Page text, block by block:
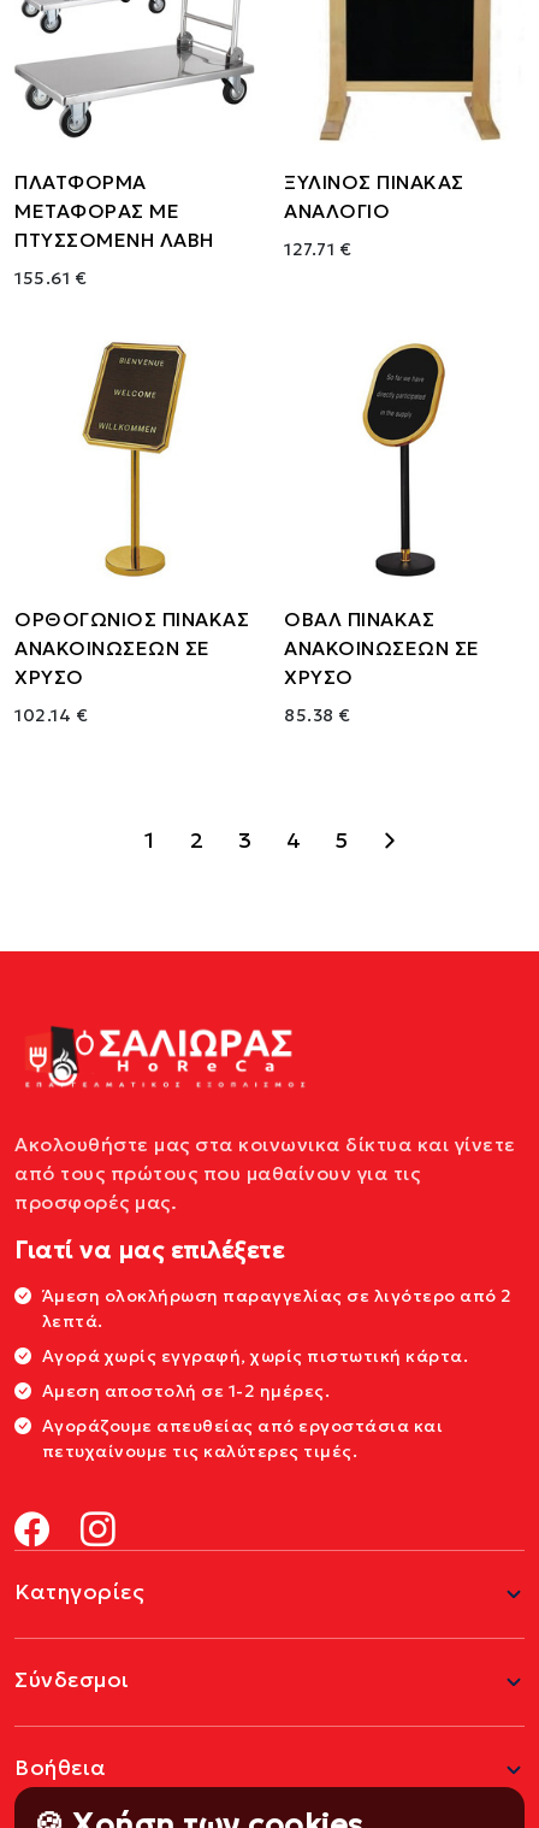
ΠΛΑΤΦΟΡΜΑ
ΜΕΤΑΦΟΡΑΣ ΜΕ
ΠΤΥΣΣΟΜΕΝΗ ΛΑΒΗ
155.61 €
ΞΥΛΙΝΟΣ ΠΙΝΑΚΑΣ
ΑΝΑΛΟΓΙΟ
127.71 €
ΟΡΘΟΓΩΝΙΟΣ ΠΙΝΑΚΑΣ
ΑΝΑΚΟΙΝΩΣΕΩΝ ΣΕ
ΧΡΥΣΟ
102.14 €
ΟΒΑΛ ΠΙΝΑΚΑΣ
ΑΝΑΚΟΙΝΩΣΕΩΝ ΣΕ
ΧΡΥΣΟ
85.38 €
1 2 3 4 5
Ακολουθήστε μας στα κοινωνικα δίκτυα και γίνετε
από τους πρώτους που μαθαίνουν για τις
προσφορές μας.
Γιατί να μας επιλέξετε
Άμεση ολοκλήρωση παραγγελίας σε λιγότερο από 2
λεπτά.
Αγορά χωρίς εγγραφή, χωρίς πιστωτική κάρτα.
Αμεση αποστολή σε 1-2 ημέρες.
Αγοράζουμε απευθείας από εργοστάσια και
πετυχαίνουμε τις καλύτερες τιμές.
Κατηγορίες
Σύνδεσμοι
Βοήθεια